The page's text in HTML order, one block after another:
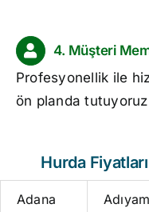
4. Müşteri
Profesyonellik ile
ön planda
Hurda
Adana